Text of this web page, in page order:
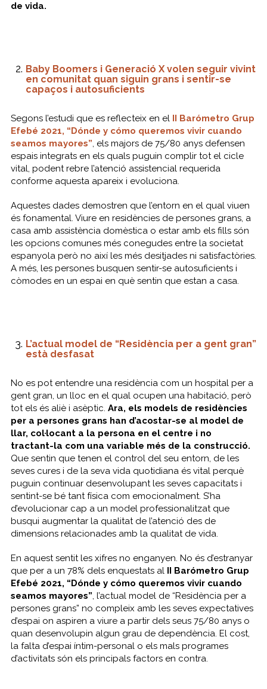
de vida.
Baby Boomers i Generació X volen seguir vivint
en comunitat quan siguin grans i sentir-se
capaços i autosuficients
Segons l’estudi que es reflecteix en el II Barómetro Grup
Efebé 2021, “Dónde y cómo queremos vivir cuando
seamos mayores”, els majors de 75/80 anys defensen
espais integrats en els quals puguin complir tot el cicle
vital, podent rebre l’atenció assistencial requerida
conforme aquesta apareix i evoluciona.
Aquestes dades demostren que l’entorn en el qual viuen
és fonamental. Viure en residències de persones grans, a
casa amb assistència domèstica o estar amb els fills són
les opcions comunes més conegudes entre la societat
espanyola però no així les més desitjades ni satisfactòries.
A més, les persones busquen sentir-se autosuficients i
còmodes en un espai en què sentin que estan a casa.
L’actual model de “Residència per a gent gran”
està desfasat
No es pot entendre una residència com un hospital per a
gent gran, un lloc en el qual ocupen una habitació, però
tot els és aliè i asèptic. Ara, els models de residències
per a persones grans han d’acostar-se al model de
llar, col·locant a la persona en el centre i no
tractant-la com una variable més de la construcció.
Que sentin que tenen el control del seu entorn, de les
seves cures i de la seva vida quotidiana és vital perquè
puguin continuar desenvolupant les seves capacitats i
sentint-se bé tant física com emocionalment. S’ha
d’evolucionar cap a un model professionalitzat que
busqui augmentar la qualitat de l’atenció des de
dimensions relacionades amb la qualitat de vida.
En aquest sentit les xifres no enganyen. No és d’estranyar
que per a un 78% dels enquestats al II Barómetro Grup
Efebé 2021, “Dónde y cómo queremos vivir cuando
seamos mayores”, l’actual model de “Residència per a
persones grans” no compleix amb les seves expectatives
d’espai on aspiren a viure a partir dels seus 75/80 anys o
quan desenvolupin algun grau de dependència. El cost,
la falta d’espai íntim-personal o els mals programes
d’activitats són els principals factors en contra.